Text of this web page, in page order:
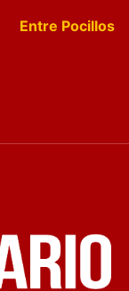
Entre Pocillos